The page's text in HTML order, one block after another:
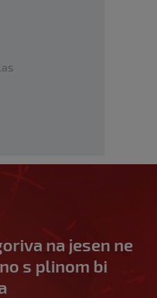
na jesen ne
s plinom bi